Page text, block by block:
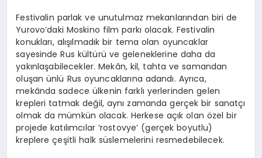
Festivalin parlak ve unutulmaz mekanlarından biri de
Yurovo’daki Moskino film parkı olacak. Festivalin
konukları, alışılmadık bir tema olan oyuncaklar
sayesinde Rus kültürü ve geleneklerine daha da
yakınlaşabilecekler. Mekân, kil, tahta ve samandan
oluşan ünlü Rus oyuncaklarına adandı. Ayrıca,
mekânda sadece ülkenin farklı yerlerinden gelen
krepleri tatmak değil, aynı zamanda gerçek bir sanatçı
olmak da mümkün olacak. Herkese açık olan özel bir
projede katılımcılar ‘rostovye’ (gerçek boyutlu)
kreplere çeşitli halk süslemelerini resmedebilecek.